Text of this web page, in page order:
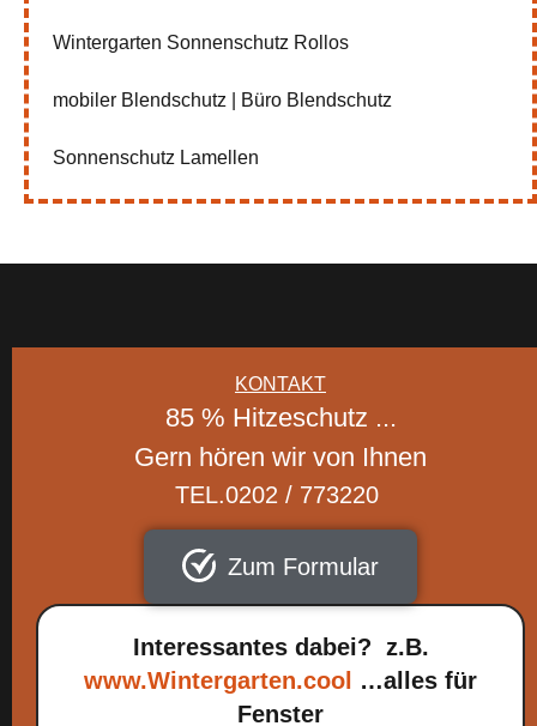
Wintergarten Sonnenschutz Rollos
mobiler Blendschutz | Büro Blendschutz
Sonnenschutz Lamellen
KONTAKT
85 % Hitzeschutz ...
Gern hören wir von Ihnen
TEL.0202 / 773220
Zum Formular
Interessantes dabei? z.B.
www.Wintergarten.cool
…alles für
Fenster